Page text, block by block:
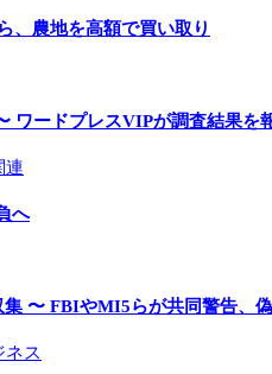
、農地を高額で買い取り
ワードプレスVIPが調査結果を
連
へ
〜 FBIやMI5らが共同警告、
ネス